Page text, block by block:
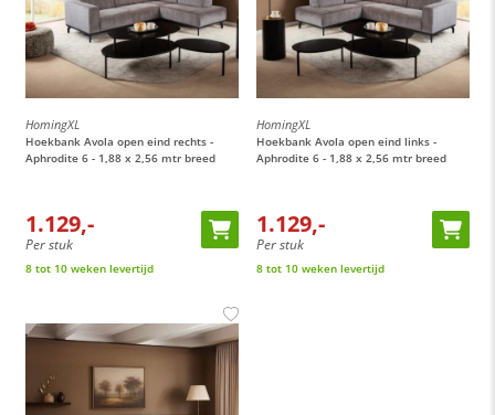
HomingXL
Hoekbank Avola open eind rechts -
Aphrodite 6 - 1,88 x 2,56 mtr breed
1.129,-
Per stuk
8 tot 10 weken levertijd
HomingXL
Hoekbank Avola open eind links -
Aphrodite 6 - 1,88 x 2,56 mtr breed
1.129,-
Per stuk
8 tot 10 weken levertijd